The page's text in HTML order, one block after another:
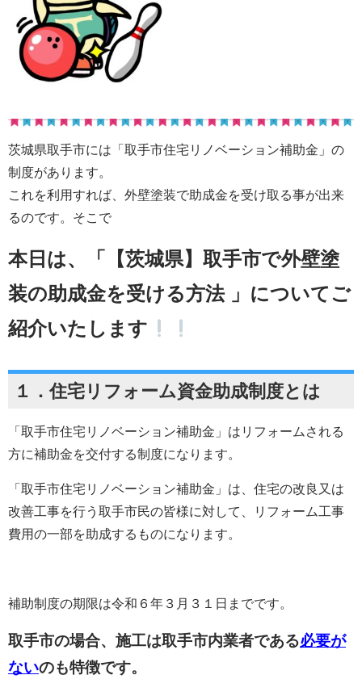
茨城県取手市には「取手市住宅リノベーション補助金」の
制度があります。
これを利用すれば、外壁塗装で助成金を受け取る事が出来
るのです。そこで
本日は、「【茨城県】取手市で外壁塗
装の助成金を受ける方法 」についてご
紹介いたします
１．住宅リフォーム資金助成制度とは
「取手市住宅リノベーション補助金」はリフォームされる
方に補助金を交付する制度になります。
「取手市住宅リノベーション補助金」は、住宅の改良又は
改善工事を行う取手市民の皆様に対して、リフォーム工事
費用の一部を助成するものになります。
補助制度の期限は令和６年３月３１日までです。
取手市の場合、施工は取手市内業者である必要が
ないのも特徴です。